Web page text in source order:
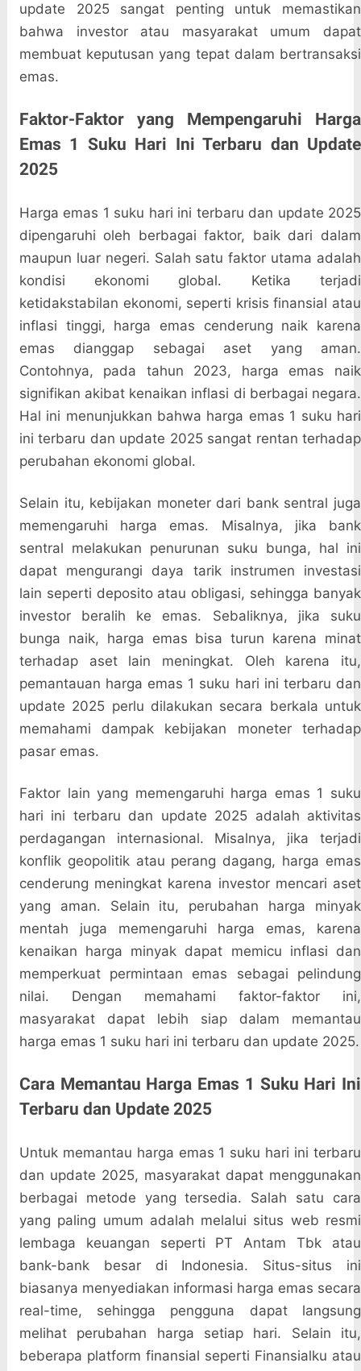
update 2025 sangat penting untuk memastikan
bahwa investor atau masyarakat umum dapat
membuat keputusan yang tepat dalam bertransaksi
emas.
Faktor-Faktor yang Mempengaruhi Harga
Emas 1 Suku Hari Ini Terbaru dan Update
2025
Harga emas 1 suku hari ini terbaru dan update 2025
dipengaruhi oleh berbagai faktor, baik dari dalam
maupun luar negeri. Salah satu faktor utama adalah
kondisi ekonomi global. Ketika terjadi
ketidakstabilan ekonomi, seperti krisis finansial atau
inflasi tinggi, harga emas cenderung naik karena
emas dianggap sebagai aset yang aman.
Contohnya, pada tahun 2023, harga emas naik
signifikan akibat kenaikan inflasi di berbagai negara.
Hal ini menunjukkan bahwa harga emas 1 suku hari
ini terbaru dan update 2025 sangat rentan terhadap
perubahan ekonomi global.
Selain itu, kebijakan moneter dari bank sentral juga
memengaruhi harga emas. Misalnya, jika bank
sentral melakukan penurunan suku bunga, hal ini
dapat mengurangi daya tarik instrumen investasi
lain seperti deposito atau obligasi, sehingga banyak
investor beralih ke emas. Sebaliknya, jika suku
bunga naik, harga emas bisa turun karena minat
terhadap aset lain meningkat. Oleh karena itu,
pemantauan harga emas 1 suku hari ini terbaru dan
update 2025 perlu dilakukan secara berkala untuk
memahami dampak kebijakan moneter terhadap
pasar emas.
Faktor lain yang memengaruhi harga emas 1 suku
hari ini terbaru dan update 2025 adalah aktivitas
perdagangan internasional. Misalnya, jika terjadi
konflik geopolitik atau perang dagang, harga emas
cenderung meningkat karena investor mencari aset
yang aman. Selain itu, perubahan harga minyak
mentah juga memengaruhi harga emas, karena
kenaikan harga minyak dapat memicu inflasi dan
memperkuat permintaan emas sebagai pelindung
nilai. Dengan memahami faktor-faktor ini,
masyarakat dapat lebih siap dalam memantau
harga emas 1 suku hari ini terbaru dan update 2025.
Cara Memantau Harga Emas 1 Suku Hari Ini
Terbaru dan Update 2025
Untuk memantau harga emas 1 suku hari ini terbaru
dan update 2025, masyarakat dapat menggunakan
berbagai metode yang tersedia. Salah satu cara
yang paling umum adalah melalui situs web resmi
lembaga keuangan seperti PT Antam Tbk atau
bank-bank besar di Indonesia. Situs-situs ini
biasanya menyediakan informasi harga emas secara
real-time, sehingga pengguna dapat langsung
melihat perubahan harga setiap hari. Selain itu,
beberapa platform finansial seperti Finansialku atau